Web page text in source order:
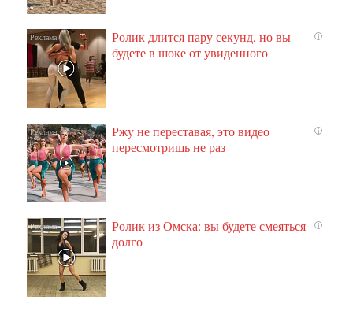
i
Ролик длится пару секунд, но вы
будете в шоке от увиденного
i
Ржу не переставая, это видео
пересмотришь не раз
i
Ролик из Омска: вы будете смеяться
долго